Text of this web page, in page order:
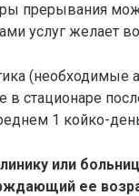
прерывания
услуг желает
(необходимые
стационаре
1 койко-
или
ее